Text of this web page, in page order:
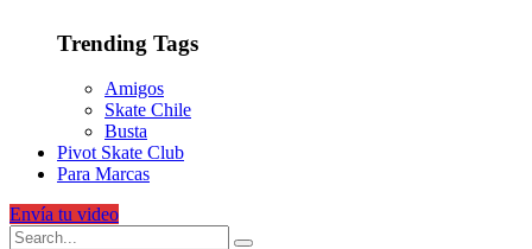
Trending Tags
Amigos
Skate Chile
Busta
Pivot Skate Club
Para Marcas
Envía tu video